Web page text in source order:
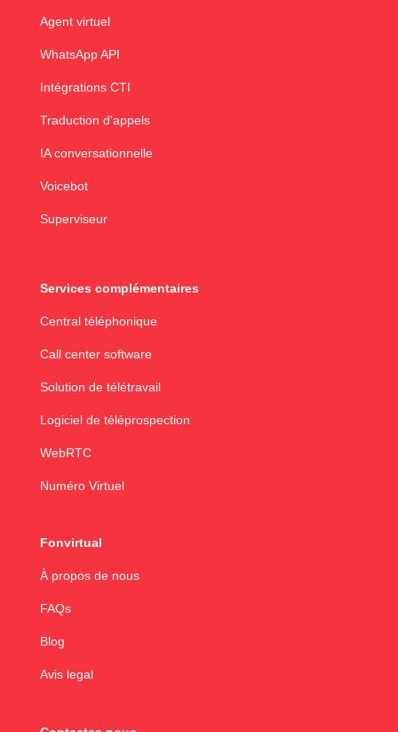
Agent virtuel
WhatsApp API
Intégrations CTI
Traduction d'appels
IA conversationnelle
Voicebot
Superviseur
Services complémentaires
Central téléphonique
Call center software
Solution de télétravail
Logiciel de téléprospection
WebRTC
Numéro Virtuel
Fonvirtual
À propos de nous
FAQs
Blog
Avis legal